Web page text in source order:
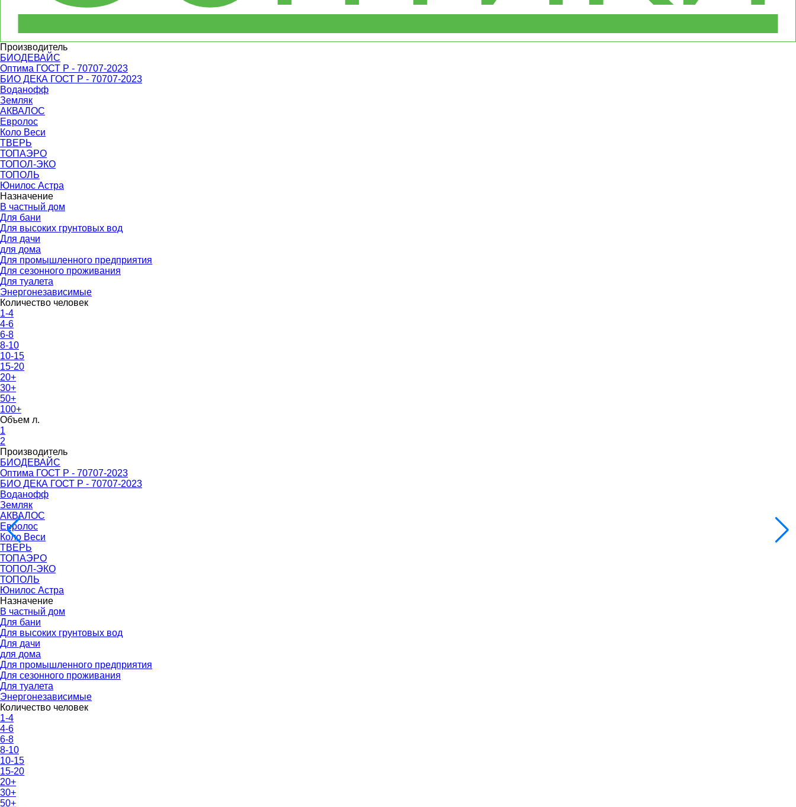
Производитель
БИОДЕВАЙС
Оптима ГОСТ Р - 70707-2023
БИО ДЕКА ГОСТ Р - 70707-2023
Воданофф
Земляк
АКВАЛОС
Евролос
Коло Веси
ТВЕРЬ
ТОПАЭРО
ТОПОЛ-ЭКО
ТОПОЛЬ
Юнилос Астра
Назначение
В частный дом
Для бани
Для высоких грунтовых вод
Для дачи
для дома
Для промышленного предприятия
Для сезонного проживания
Для туалета
Энергонезависимые
Количество человек
1-4
4-6
6-8
8-10
10-15
15-20
20+
30+
50+
100+
Объем л.
1
2
Производитель
БИОДЕВАЙС
Оптима ГОСТ Р - 70707-2023
БИО ДЕКА ГОСТ Р - 70707-2023
Воданофф
Земляк
АКВАЛОС
Евролос
Коло Веси
ТВЕРЬ
ТОПАЭРО
ТОПОЛ-ЭКО
ТОПОЛЬ
Юнилос Астра
Назначение
В частный дом
Для бани
Для высоких грунтовых вод
Для дачи
для дома
Для промышленного предприятия
Для сезонного проживания
Для туалета
Энергонезависимые
Количество человек
1-4
4-6
6-8
8-10
10-15
15-20
20+
30+
50+